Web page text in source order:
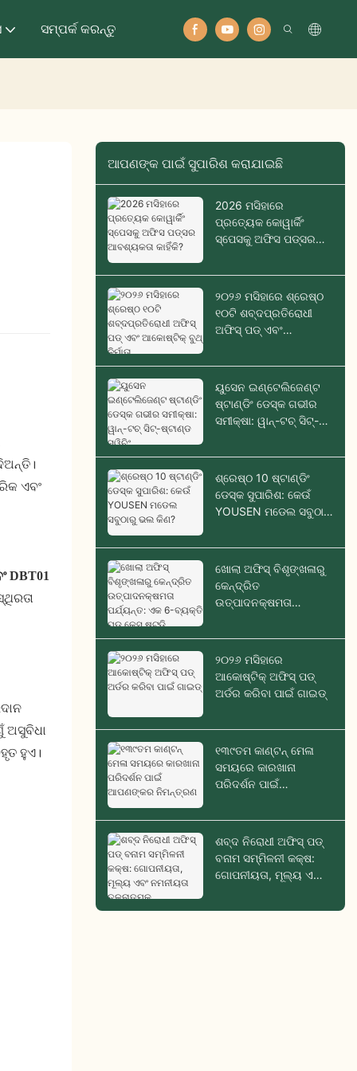
ସମ୍ପର୍କ କରନ୍ତୁ
ଏବଂ
DBT01
ଅସୁବିଧା
ହୁଏ।
ଆପଣଙ୍କ ପାଇଁ ସୁପାରିଶ କରାଯାଇଛି
2026 ମସିହାରେ
ପ୍ରତ୍ୟେକ କୋୱାର୍କିଂ
ସ୍ପେସକୁ ଅଫିସ ପଡ୍ସର
୨୦୨୬ ମସିହାରେ ଶ୍ରେଷ୍ଠ
୧୦ଟି ଶବ୍ଦପ୍ରତିରୋଧୀ
ଅଫିସ୍ ପଡ୍ ଏବଂ
ୟୁସେନ ଇଣ୍ଟେଲିଜେଣ୍ଟ
ଷ୍ଟାଣ୍ଡିଂ ଡେସ୍କ ଗଭୀର
ସମୀକ୍ଷା: ୱାନ୍-ଟଚ୍ ସିଟ୍-
ଶ୍ରେଷ୍ଠ 10 ଷ୍ଟାଣ୍ଡିଂ
ଡେସ୍କ ସୁପାରିଶ: କେଉଁ
YOUSEN ମଡେଲ ସବୁଠାରୁ
ଖୋଲା ଅଫିସ୍ ବିଶୃଙ୍ଖଳାରୁ
କେନ୍ଦ୍ରିତ
ଉତ୍ପାଦନକ୍ଷମତା
ପଡ୍ କେସ୍ ଷ୍ଟଡି
୨୦୨୬ ମସିହାରେ
ଆକୋଷ୍ଟିକ୍ ଅଫିସ୍ ପଡ୍
ଅର୍ଡର କରିବା ପାଇଁ ଗାଇଡ୍
୧୩୯ତମ କାଣ୍ଟନ୍ ମେଳା
ସମୟରେ କାରଖାନା
ପରିଦର୍ଶନ ପାଇଁ
ଶବ୍ଦ ନିରୋଧୀ ଅଫିସ୍ ପଡ୍
ବନାମ ସମ୍ମିଳନୀ କକ୍ଷ:
ଗୋପନୀୟତା, ମୂଲ୍ୟ ଏବଂ